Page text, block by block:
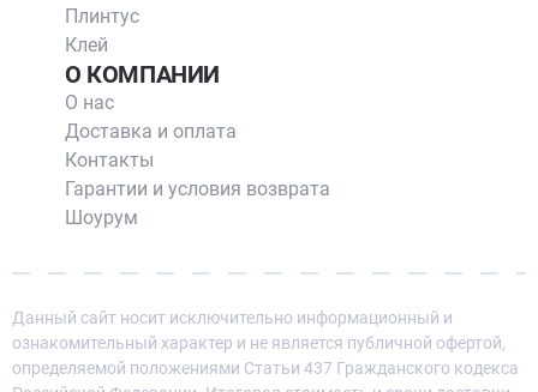
Плинтус
Клей
О КОМПАНИИ
О нас
Доставка и оплата
Контакты
Гарантии и условия возврата
Шоурум
Данный сайт носит исключительно информационный и
ознакомительный характер и не является публичной офертой,
определяемой положениями Статьи 437 Гражданского кодекса